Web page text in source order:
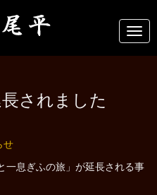
N
a
v
されました
せ
一息ぎふの旅」が延長される事